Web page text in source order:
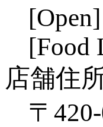
[Food
店舗住
〒